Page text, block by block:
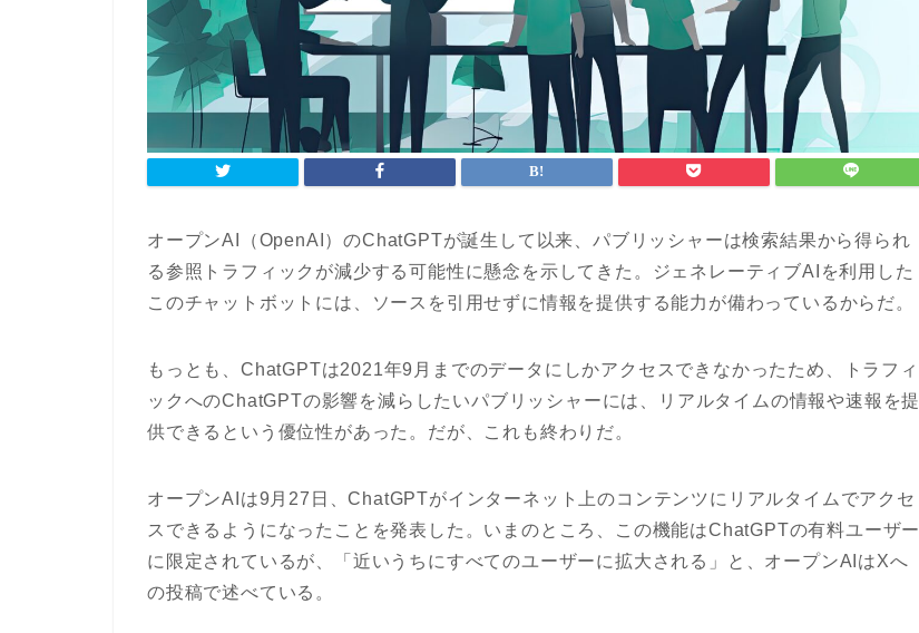
オープンAI（OpenAI）のChatGPTが誕生して以来、パブリッシャーは検索結果から得られ
る参照トラフィックが減少する可能性に懸念を示してきた。ジェネレーティブAIを利用した
このチャットボットには、ソースを引用せずに情報を提供する能力が備わっているからだ。
もっとも、ChatGPTは2021年9月までのデータにしかアクセスできなかったため、トラフィ
ックへのChatGPTの影響を減らしたいパブリッシャーには、リアルタイムの情報や速報を提
供できるという優位性があった。だが、これも終わりだ。
オープンAIは9月27日、ChatGPTがインターネット上のコンテンツにリアルタイムでアクセ
スできるようになったことを発表した。いまのところ、この機能はChatGPTの有料ユーザー
に限定されているが、「近いうちにすべてのユーザーに拡大される」と、オープンAIはXへ
の投稿で述べている。